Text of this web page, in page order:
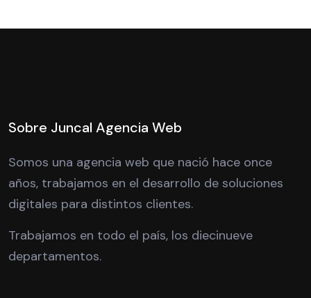
Sobre Juncal Agencia Web
Somos una agencia web que nació hace once
años, trabajamos en el desarrollo de soluciones
digitales para distintos clientes.
Trabajamos en todo el país, los diecinueve
departamentos.